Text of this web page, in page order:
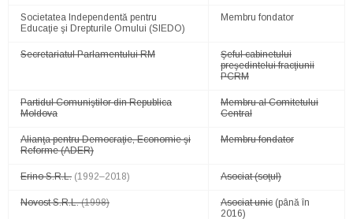
Societatea Independentă pentru
Educaţie şi Drepturile Omului (SIEDO)
Membru fondator
Secretariatul Parlamentului RM
Şeful cabinetului
preşedintelui fracţiunii
PCRM
Partidul Comuniştilor din Republica
Moldova
Membru al Comitetului
Central
Alianţa pentru Democraţie, Economie şi
Reforme (ADER)
Membru fondator
Erino S.R.L. (1992–2018) Asociat (soţul)
Novost S.R.L.(1998) Asociat unic (până în
2016)